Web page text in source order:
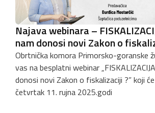
Najava webinara –
nam donosi novi Zakon o
Obrtnička komora Primorsko-goranske
vas na besplatni webinar
donosi novi Zakon o fiskalizaciji ?” koji
četvrtak 11. rujna 2025.godi